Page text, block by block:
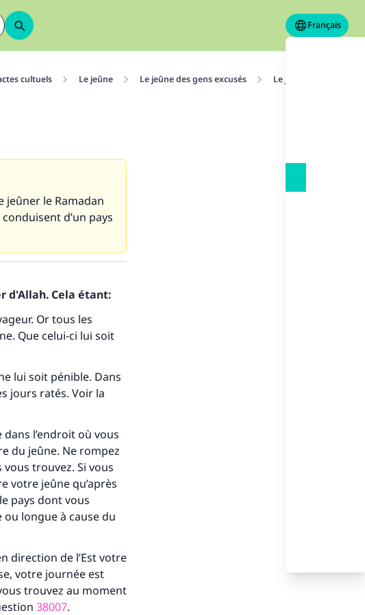
Français
cultuels Le jeûne Le jeûne des gens excusés Le jeûne du voyageur
jeûner le Ramadan
d’un pays
d'Allah. Cela étant:
Or tous les
Que celui-ci lui soit
lui soit pénible. Dans
jours ratés. Voir la
dans l’endroit où vous
du jeûne. Ne rompez
vous trouvez. Si vous
votre jeûne qu’après
pays dont vous
ou longue à cause du
direction de l’Est votre
votre journée est
trouvez au moment
38007.
de
récompense